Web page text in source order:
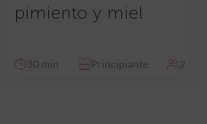
pimiento y miel
30 min Principiante 2